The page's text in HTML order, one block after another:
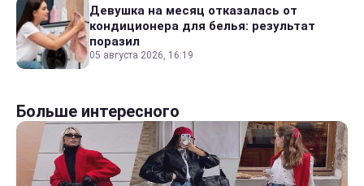
Девушка на месяц отказалась от
кондиционера для белья: результат
поразил
05 августа 2026, 16:19
Больше интересного